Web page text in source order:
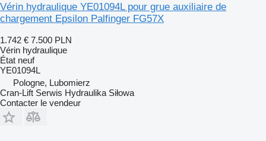
Vérin hydraulique YE01094L pour grue auxiliaire de
chargement Epsilon Palfinger FG57X
1.742 € 7.500 PLN
Vérin hydraulique
État neuf
YE01094L
Pologne, Lubomierz
Cran-Lift Serwis Hydraulika Siłowa
Contacter le vendeur